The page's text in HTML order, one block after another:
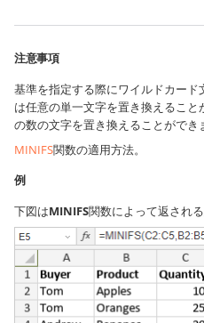
注意事項
基準を指定する際にワイルドカード
は任意の単一文字を置き換えるこ
の数の文字を置き換えることができ
MINIFS関数の適用方法。
例
下図はMINIFS関数によって返され